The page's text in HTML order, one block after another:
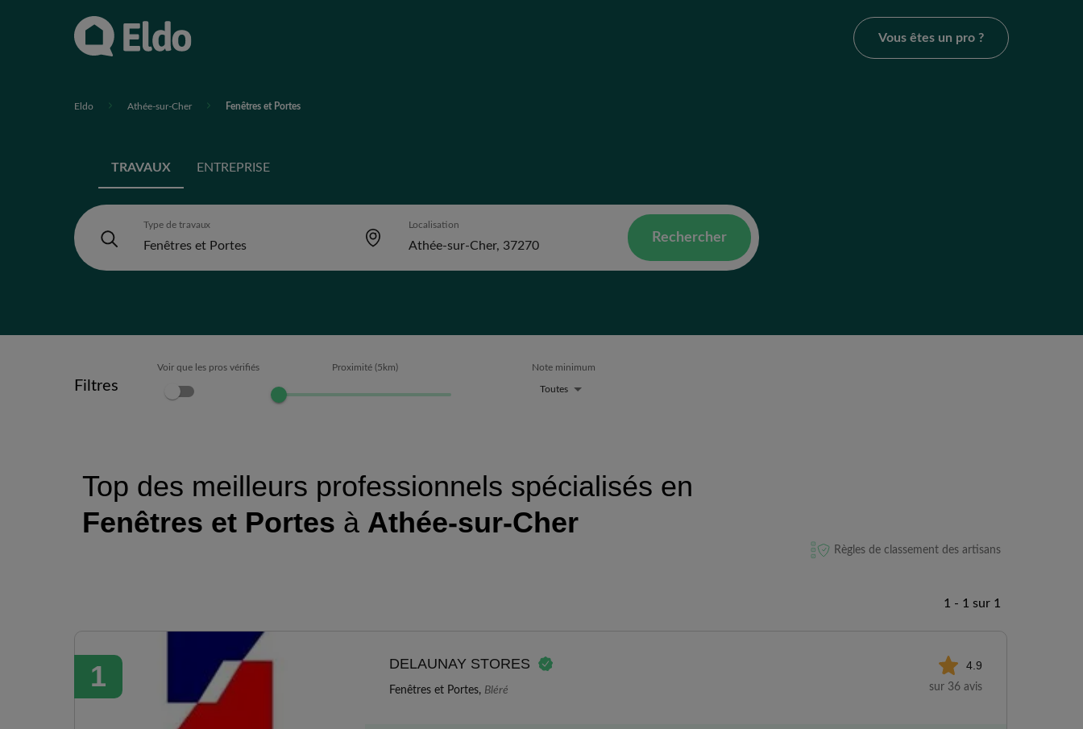
Vous êtes un pro ?
Eldo Athée-sur-Cher Fenêtres et Portes
TRAVAUX ENTREPRISE
Type de travaux Localisation
Rechercher
Filtres
Voir que les pros vérifiés Proximité (5 km) Note minimum
Toutes
Top des meilleurs professionnels spécialisés en
Fenêtres et Portes à Athée-sur-Cher
Règles de classement des artisans
1 - 1 sur 1
1 DELAUNAY STORES
Fenêtres et Portes, Bléré
4.9
sur 36 avis